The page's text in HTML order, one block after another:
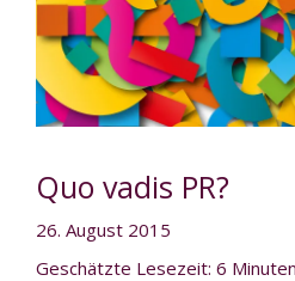
Quo vadis PR?
26. August 2015
Geschätzte Lesezeit: 6